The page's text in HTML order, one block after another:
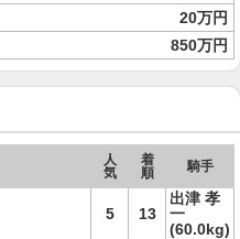
20万円
850万円
人
気
着
順
騎手
5 13
出津 孝
一
(60.0kg)